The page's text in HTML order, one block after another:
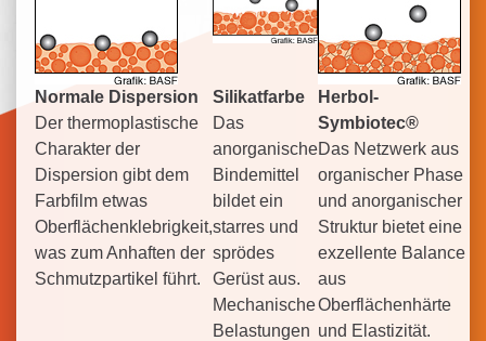
Normale Dispersion
Der thermoplastische
Charakter der
Dispersion gibt dem
Farbfilm etwas
Oberflächenklebrigkeit,
was zum Anhaften der
Schmutzpartikel führt.
Silikatfarbe
Das
anorganische
Bindemittel
bildet ein
starres und
sprödes
Gerüst aus.
Mechanische
Belastungen
Herbol-
Symbiotec®
Das Netzwerk aus
organischer Phase
und anorganischer
Struktur bietet eine
exzellente Balance
aus
Oberflächenhärte
und Elastizität.